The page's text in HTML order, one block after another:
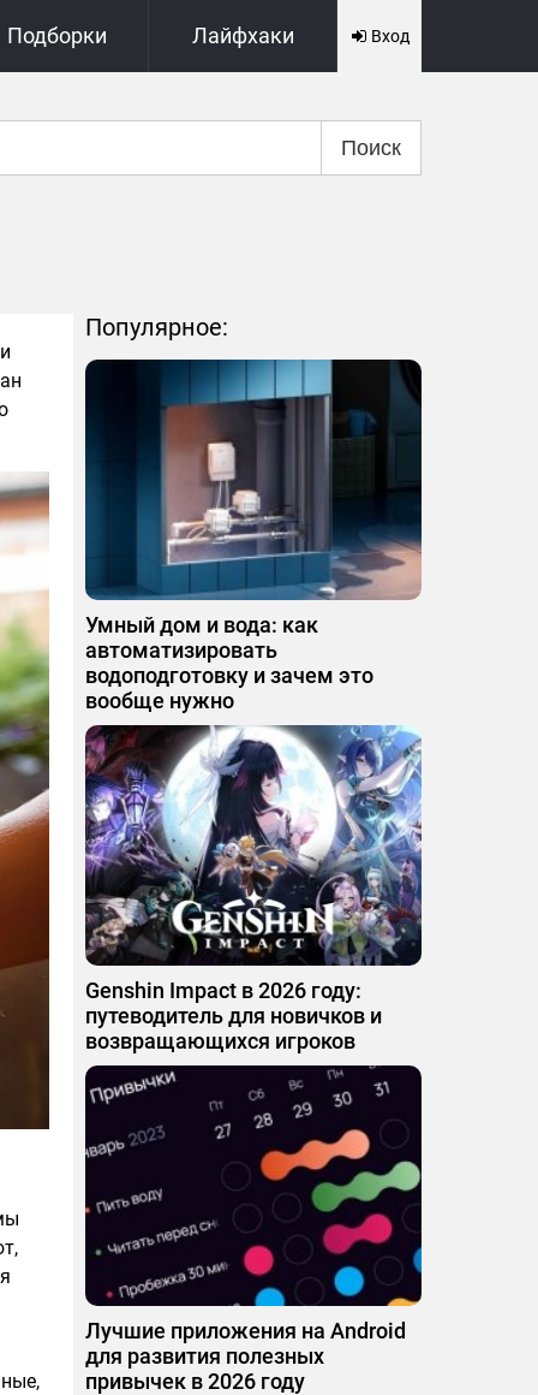
Подборки Лайфхаки Вход
Поиск
Популярное:
Умный дом и вода: как
автоматизировать
водоподготовку и зачем это
вообще нужно
Genshin Impact в 2026 году:
путеводитель для новичков и
возвращающихся игроков
Лучшие приложения на Android
для развития полезных
привычек в 2026 году